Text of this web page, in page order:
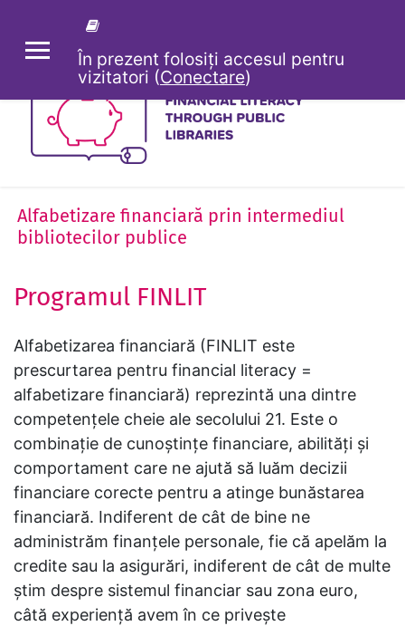
PANOU LATERALÎn prezent folosiți accesul pentru
vizitatori (Conectare)
Alfabetizare financiară prin intermediul
bibliotecilor publice
Programul FINLIT
Alfabetizarea financiară (FINLIT este
prescurtarea pentru financial literacy =
alfabetizare financiară) reprezintă una dintre
competențele cheie ale secolului 21. Este o
combinație de cunoștințe financiare, abilități și
comportament care ne ajută să luăm decizii
financiare corecte pentru a atinge bunăstarea
financiară. Indiferent de cât de bine ne
administrăm finanțele personale, fie că apelăm la
credite sau la asigurări, indiferent de cât de multe
știm despre sistemul financiar sau zona euro,
câtă experiență avem în ce privește